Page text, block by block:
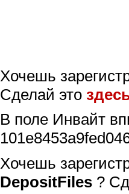
Хочешь
Сделай это
В поле Инвайт
Хочешь
DepositFiles ?